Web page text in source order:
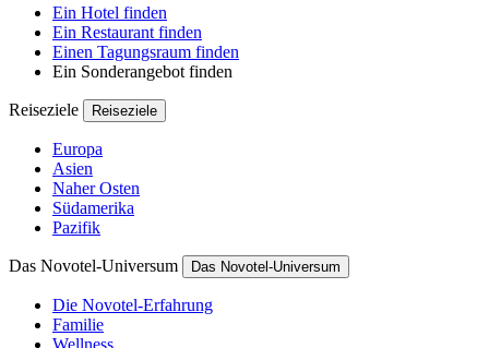
Ein Hotel finden
Ein Restaurant finden
Einen Tagungsraum finden
Ein Sonderangebot finden
Reiseziele Reiseziele
Europa
Asien
Naher Osten
Südamerika
Pazifik
Das Novotel-Universum Das Novotel-Universum
Die Novotel-Erfahrung
Familie
Wellness